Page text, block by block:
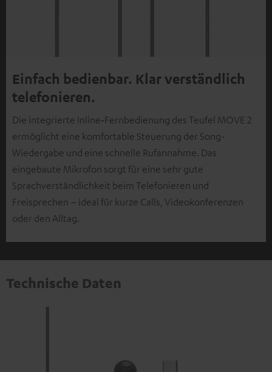
Einfach bedienbar. Klar verständlich
telefonieren.
Die integrierte Inline‑Fernbedienung des Teufel MOVE 2
ermöglicht eine komfortable Steuerung der Song-
Wiedergabe und eine schnelle Rufannahme. Das
eingebaute Mikrofon sorgt für eine sehr gute
Sprachverständlichkeit beim Telefonieren und
Freisprechen – ideal für kurze Calls, Videokonferenzen
oder den Alltag.
Technische Daten